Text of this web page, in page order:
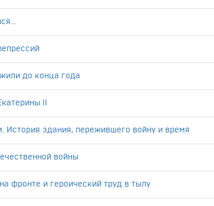
до конца года
II
История здания, пережившего войну и время
войны
фронте и героический труд в тылу